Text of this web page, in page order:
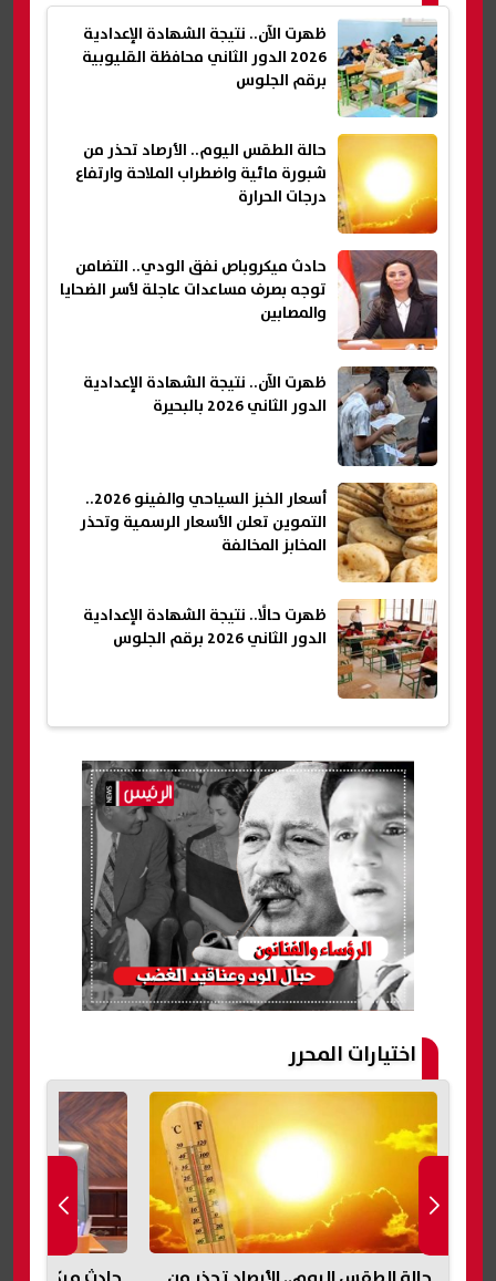
ظهرت الآن.. نتيجة الشهادة الإعدادية
2026 الدور الثاني محافظة القليوبية
برقم الجلوس
حالة الطقس اليوم.. الأرصاد تحذر من
شبورة مائية واضطراب الملاحة وارتفاع
درجات الحرارة
حادث ميكروباص نفق الودي.. التضامن
توجه بصرف مساعدات عاجلة لأسر الضحايا
والمصابين
ظهرت الآن.. نتيجة الشهادة الإعدادية
الدور الثاني 2026 بالبحيرة
أسعار الخبز السياحي والفينو 2026..
التموين تعلن الأسعار الرسمية وتحذر
المخابز المخالفة
ظهرت حالًا.. نتيجة الشهادة الإعدادية
الدور الثاني 2026 برقم الجلوس
اختيارات المحرر